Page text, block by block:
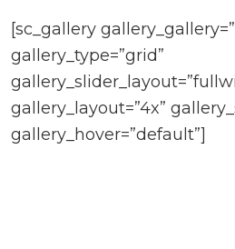
[sc_gallery
gallery_type=”grid”
gallery_layout=”4x”
gallery_hover=”default”]